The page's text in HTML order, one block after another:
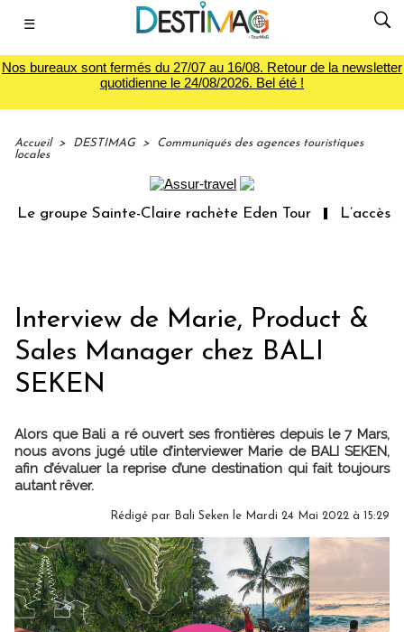
☰
Nos bureaux sont fermés du 27/07 au 16/08. Retour de la newsletter
quotidienne le 24/08/2026. Bel été !
Accueil > DESTIMAG >
Communiqués des agences touristiques
locales
Le groupe Sainte-Claire rachète Eden Tour L’accès
Interview de Marie, Product &
Sales Manager chez BALI
SEKEN
Alors que Bali a ré ouvert ses frontières depuis le 7 Mars,
nous avons jugé utile d’interviewer Marie de BALI SEKEN,
afin d’évaluer la reprise d’une destination qui fait toujours
autant rêver.
Rédigé par Bali Seken le Mardi 24 Mai 2022 à 15:29